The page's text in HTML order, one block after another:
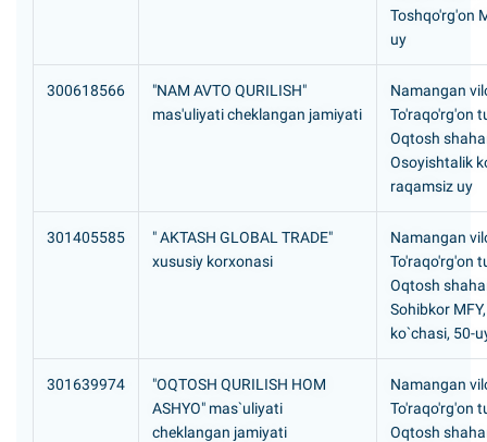
Toshqo'rg'on
uy
300618566
"NAM AVTO QURILISH"
mas'uliyati cheklangan jamiyati
Namangan
To'raqo'rg'on
Oqtosh
Osoyishtalik
raqamsiz uy
301405585
" AKTASH GLOBAL TRADE"
xususiy korxonasi
Namangan
To'raqo'rg'on
Oqtosh
Sohibkor
ko`chasi, 50-
301639974
"OQTOSH QURILISH HOM
ASHYO" mas`uliyati
cheklangan jamiyati
Namangan
To'raqo'rg'on
Oqtosh